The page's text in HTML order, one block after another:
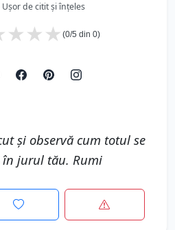
de citit și înțeles
★
★
★ (0/5 din 0)
și observă cum totul se
în jurul tău. Rumi